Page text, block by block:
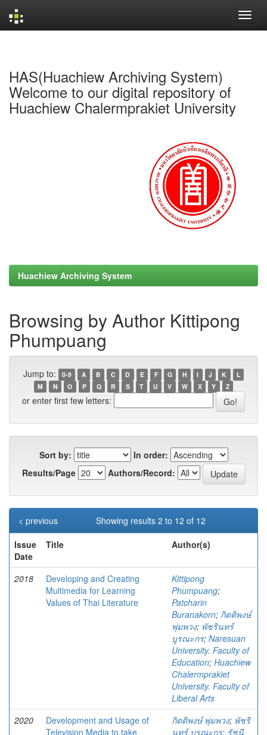
HAS(Huachiew Archiving System)
Welcome to our digital repository of
Huachiew Chalermprakiet University
Huachiew Archiving System
Browsing by Author Kittipong
Phumpuang
Jump to: 0-9 A B C D E F G H I J K
L
M
N O P Q R S T U V W X Y Z
or enter first few letters:
Sort by:
In order:
Results/Page
Authors/Record:
Showing results 2 to 12 of 12
< previous
Issue
Date
Title Author(s)
2018
Developing and Creating
Multimedia for Learning
Values of Thai Literature
Kittipong
Phumpuang;
Patcharin
Buranakorn; กิตติพงษ์
พุ่มพวง; พัชรินทร์
บูรณะกร; Naresuan
University. Faculty of
Education; Huachiew
Chalermprakiet
University. Faculty of
Liberal Arts
2020
Development and Usage of
Television Media to take
กิตติพงษ์ พุ่มพวง; พัชริ
นทร์ บูรณะกร; รัชนี